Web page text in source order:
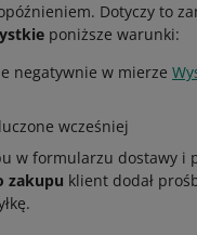
Dotyczy to
poniższe warunki:
negatywnie w mierze
wcześniej
w formularzu dostawy i
zakupu klient dodał